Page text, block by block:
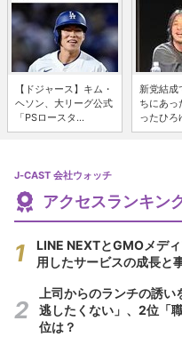
【ドジャース】キム・
ヘソン、大リーグ公式
「PSロースタ...
新党結成
ちにあっ
ったひろ
J-CAST 会社ウォッチ
アクセスランキン
LINE NEXTとGMOメデ
用したサービスの成長と
上司からのランチの誘
逃したくない」、2位「
位は？